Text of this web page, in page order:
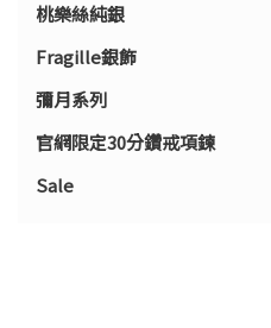
桃樂絲純銀
Fragille銀飾
彌月系列
官網限定30分鑽戒項鍊
Sale